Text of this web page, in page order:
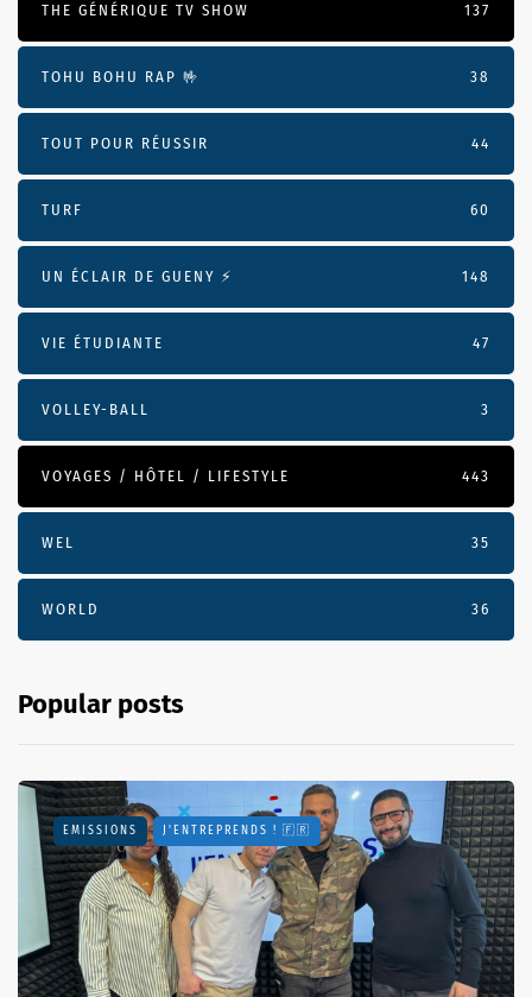
THE GÉNÉRIQUE TV SHOW 137
TOHU BOHU RAP 🤟 38
TOUT POUR RÉUSSIR 44
TURF 60
UN ÉCLAIR DE GUENY ⚡️ 148
VIE ÉTUDIANTE 47
VOLLEY-BALL 3
VOYAGES / HÔTEL / LIFESTYLE 443
WEL 35
WORLD 36
Popular posts
EMISSIONS J'ENTREPRENDS ! 🇫🇷